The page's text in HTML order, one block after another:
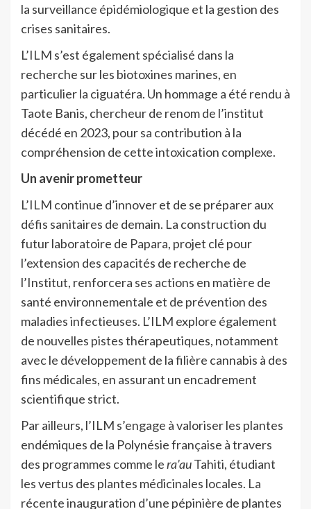
la surveillance épidémiologique et la gestion des
crises sanitaires.
L’ILM s’est également spécialisé dans la
recherche sur les biotoxines marines, en
particulier la ciguatéra. Un hommage a été rendu à
Taote Banis, chercheur de renom de l’institut
décédé en 2023, pour sa contribution à la
compréhension de cette intoxication complexe.
Un avenir prometteur
L’ILM continue d’innover et de se préparer aux
défis sanitaires de demain. La construction du
futur laboratoire de Papara, projet clé pour
l’extension des capacités de recherche de
l’Institut, renforcera ses actions en matière de
santé environnementale et de prévention des
maladies infectieuses. L’ILM explore également
de nouvelles pistes thérapeutiques, notamment
avec le développement de la filière cannabis à des
fins médicales, en assurant un encadrement
scientifique strict.
Par ailleurs, l’ILM s’engage à valoriser les plantes
endémiques de la Polynésie française à travers
des programmes comme lera’auTahiti, étudiant
les vertus des plantes médicinales locales. La
récente inauguration d’une pépinière de plantes